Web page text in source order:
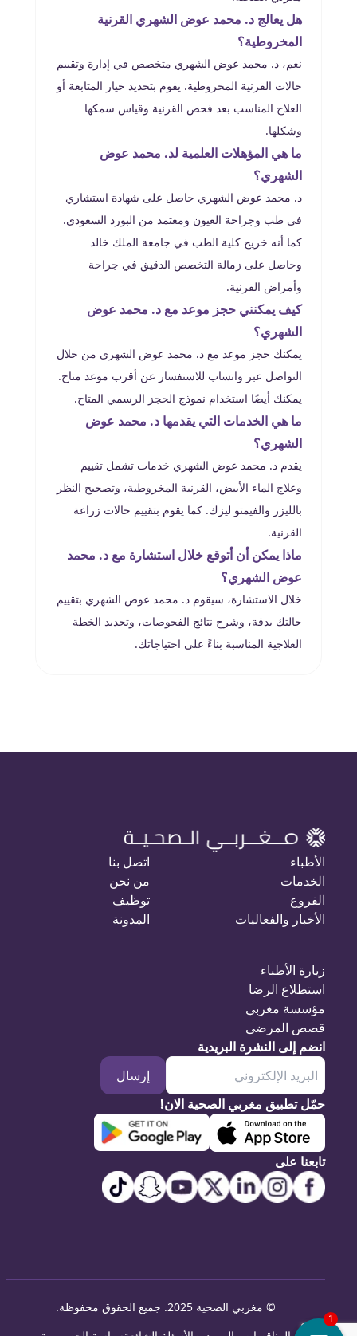
هل يعالج د. محمد عوض الشهري القرنية
المخروطية؟
نعم، د. محمد عوض الشهري متخصص في إدارة وتقييم
حالات القرنية المخروطية. يقوم بتحديد خيار المتابعة أو
العلاج المناسب بعد فحص القرنية وقياس سمكها
وشكلها.
ما هي المؤهلات العلمية لد. محمد عوض
الشهري؟
د. محمد عوض الشهري حاصل على شهادة استشاري
في طب وجراحة العيون ومعتمد من البورد السعودي.
كما أنه خريج كلية الطب في جامعة الملك خالد
وحاصل على زمالة التخصص الدقيق في جراحة
وأمراض القرنية.
كيف يمكنني حجز موعد مع د. محمد عوض
الشهري؟
يمكنك حجز موعد مع د. محمد عوض الشهري من خلال
التواصل عبر واتساب للاستفسار عن أقرب موعد متاح.
يمكنك أيضًا استخدام نموذج الحجز الرسمي المتاح.
ما هي الخدمات التي يقدمها د. محمد عوض
الشهري؟
يقدم د. محمد عوض الشهري خدمات تشمل تقييم
وعلاج الماء الأبيض، القرنية المخروطية، وتصحيح النظر
بالليزر والفيمتو ليزك. كما يقوم بتقييم حالات زراعة
القرنية.
ماذا يمكن أن أتوقع خلال استشارة مع د. محمد
عوض الشهري؟
خلال الاستشارة، سيقوم د. محمد عوض الشهري بتقييم
حالتك بدقة، وشرح نتائج الفحوصات، وتحديد الخطة
العلاجية المناسبة بناءً على احتياجاتك.
الأطباء
الخدمات
الفروع
الأخبار والفعاليات
اتصل بنا
من نحن
توظيف
المدونة
زيارة الأطباء
استطلاع الرضا
مؤسسة مغربي
قصص المرضى
انضم إلى النشرة البريدية
إرسال
حمّل تطبيق مغربي الصحية الان!
تابعنا على
© مغربي الصحية 2025. جميع الحقوق محفوظة
.